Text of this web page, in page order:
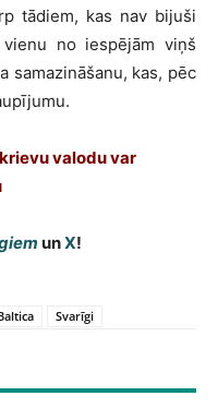
tādiem, kas nav bijuši
no iespējām viņš
samazināšanu, kas, pēc
valodu var
unX!
Svarīgi